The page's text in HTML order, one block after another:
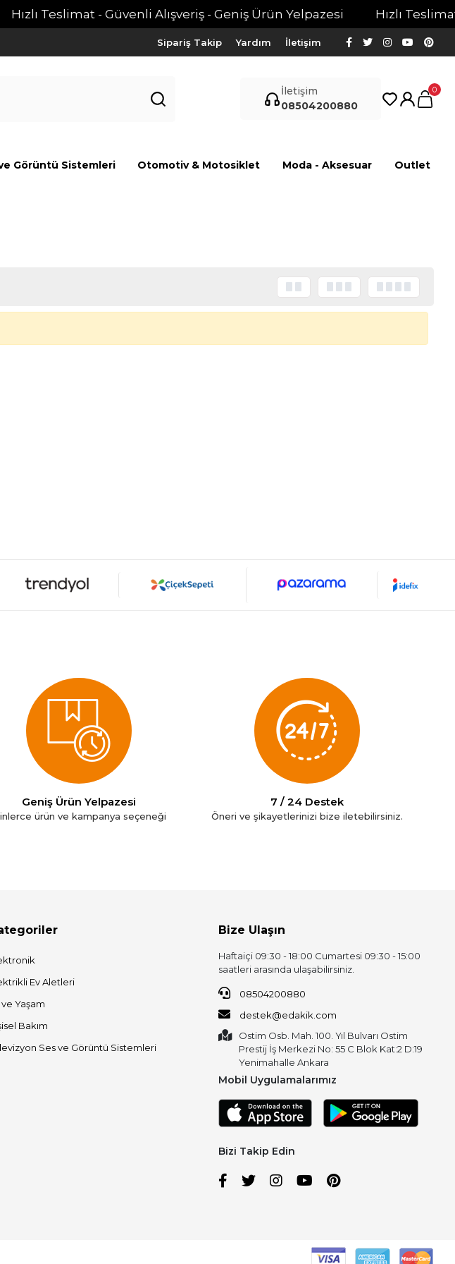
Teslimat - Güvenli Alışveriş - Geniş Ürün Yelpazesi Hızlı Teslimat
Sipariş Takip Yardım İletişim
İletişim
08504200880
0
Görüntü Sistemleri Otomotiv & Motosiklet Moda - Aksesuar Outlet
Geniş Ürün Yelpazesi
ürün ve kampanya seçeneği
7 / 24 Destek
Öneri ve şikayetlerinizi bize iletebilirsiniz.
Ev Aletleri
ve Yaşam
Bakım
Ses ve Görüntü Sistemleri
Bize Ulaşın
Haftaiçi 09:30 - 18:00 Cumartesi 09:30 - 15:00
saatleri arasında ulaşabilirsiniz.
08504200880
destek@edakik.com
Ostim Osb. Mah. 100. Yıl Bulvarı Ostim
Prestij İş Merkezi No: 55 C Blok Kat:2 D:19
Yenimahalle Ankara
Mobil Uygulamalarımız
Bizi Takip Edin